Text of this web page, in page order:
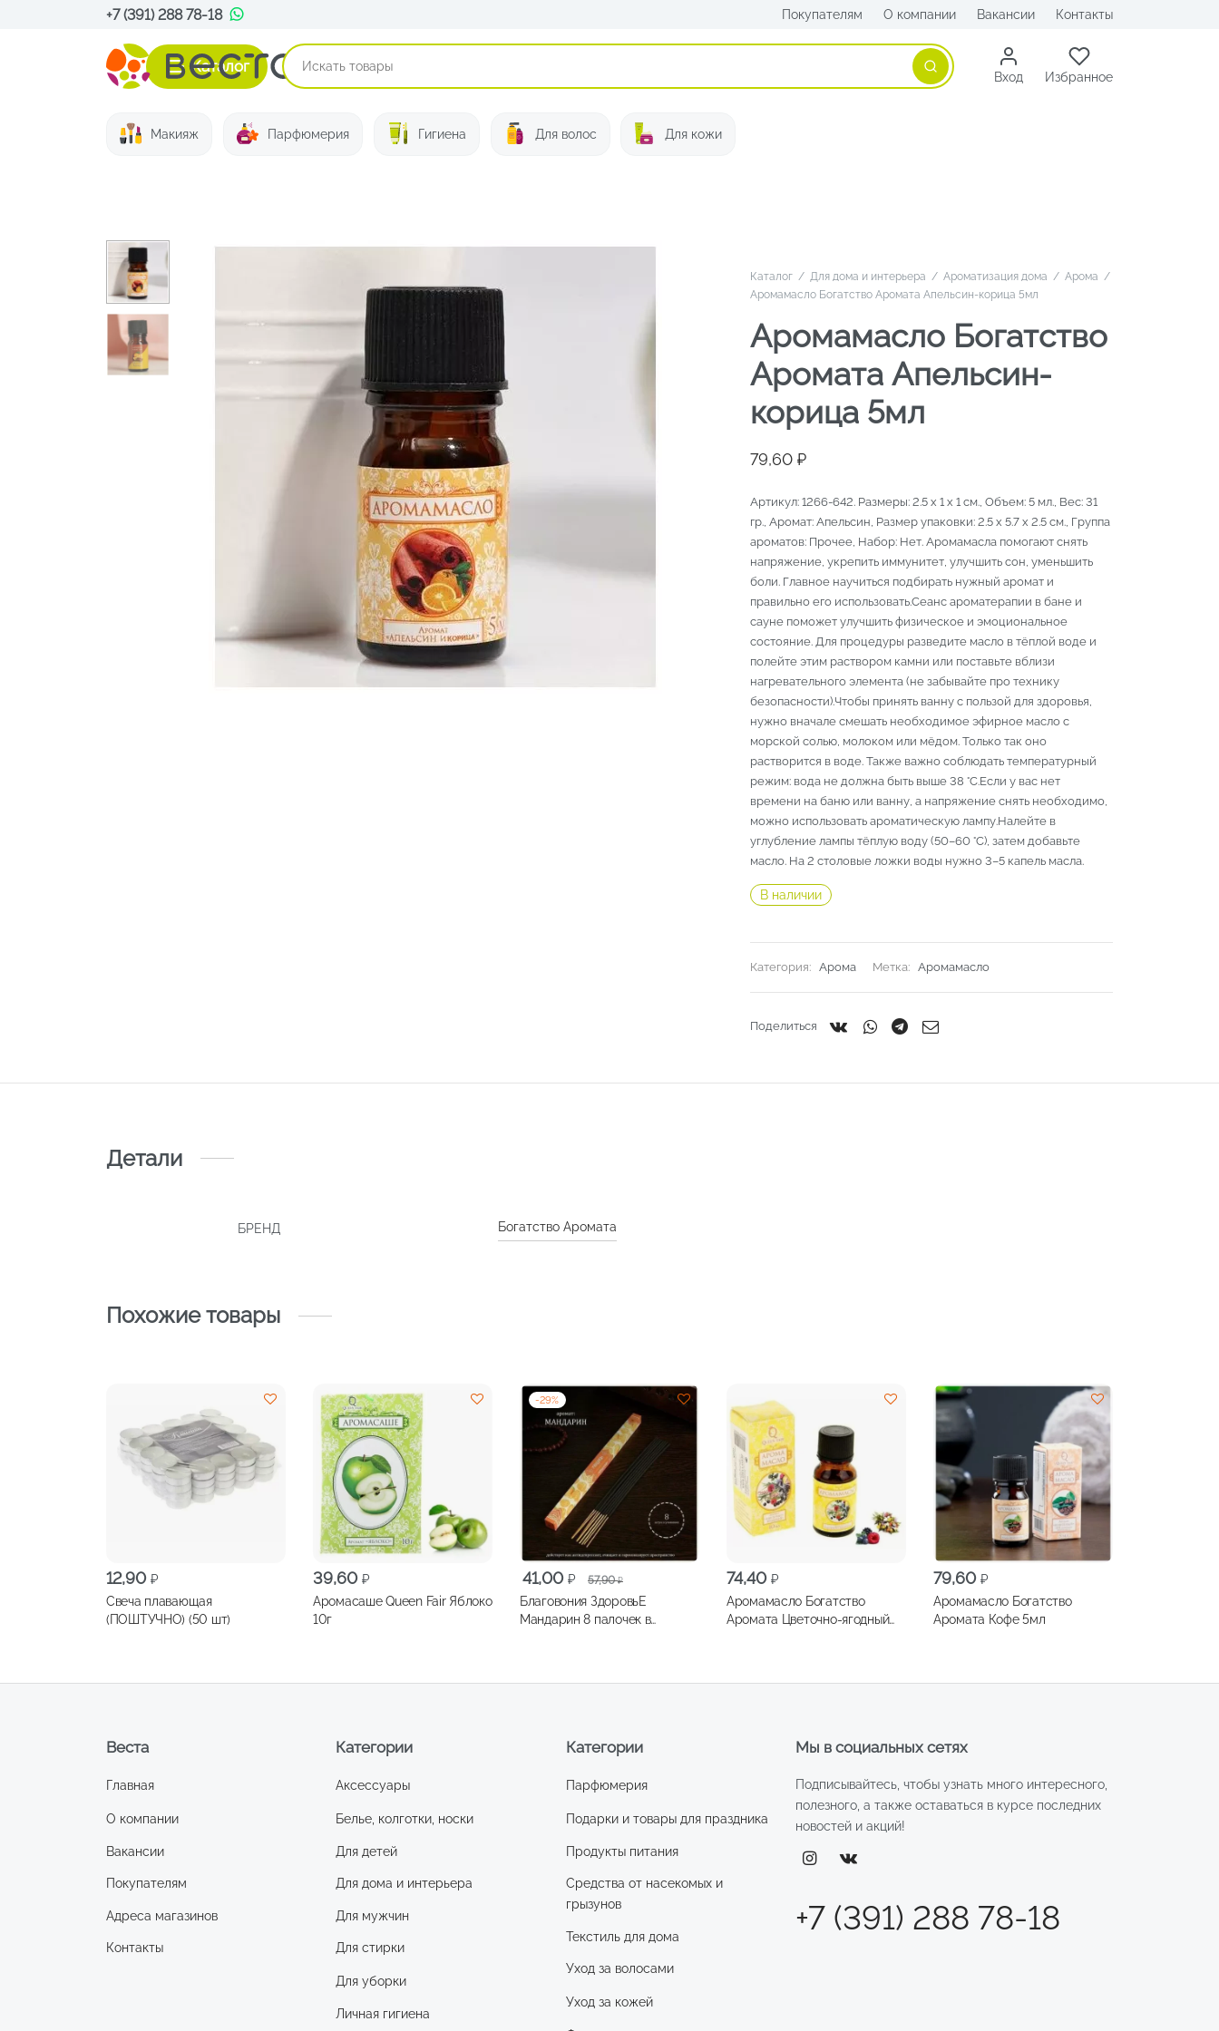
+7 (391) 288 78-18 Покупателям О компании Вакансии Контакты
Каталог
Поиск
Вход Избранное
Макияж Парфюмерия Гигиена Для волос Для кожи
Каталог / Для дома и интерьера / Ароматизация дома / Арома /
Аромамасло Богатство Аромата Апельсин-корица 5мл
Аромамасло Богатство
Аромата Апельсин-
корица 5мл
79,60 ₽
Артикул: 1266-642. Размеры: 2.5 x 1 x 1 см., Объем: 5 мл., Вес: 31
гр., Аромат: Апельсин, Размер упаковки: 2.5 x 5.7 x 2.5 см., Группа
ароматов: Прочее, Набор: Нет. Аромамасла помогают снять
напряжение, укрепить иммунитет, улучшить сон, уменьшить
боли. Главное научиться подбирать нужный аромат и
правильно его использовать.Сеанс ароматерапии в бане и
сауне поможет улучшить физическое и эмоциональное
состояние. Для процедуры разведите масло в тёплой воде и
полейте этим раствором камни или поставьте вблизи
нагревательного элемента (не забывайте про технику
безопасности).Чтобы принять ванну с пользой для здоровья,
нужно вначале смешать необходимое эфирное масло с
морской солью, молоком или мёдом. Только так оно
растворится в воде. Также важно соблюдать температурный
режим: вода не должна быть выше 38 °C.Если у вас нет
времени на баню или ванну, а напряжение снять необходимо,
можно использовать ароматическую лампу.Налейте в
углубление лампы тёплую воду (50–60 °C), затем добавьте
масло. На 2 столовые ложки воды нужно 3–5 капель масла.
В наличии
Категория: Арома Метка: Аромамасло
Поделиться
Детали
БРЕНД Богатство Аромата
Похожие товары
12,90 ₽
Свеча плавающая
(ПОШТУЧНО) (50 шт)
39,60 ₽
Аромасаше Queen Fair Яблоко
10г
-29%
57,90₽
Первоначальная
цена
составляла
41,00 ₽
Текущая
цена:
41,00 ₽.
Благовония ЗдоровьЕ
Мандарин 8 палочек в
74,40 ₽
Аромамасло Богатство
Аромата Цветочно-ягодный
79,60 ₽
Аромамасло Богатство
Аромата Кофе 5мл
Мы в социальных сетях
Подписывайтесь, чтобы узнать много интересного,
полезного, а также оставаться в курсе последних
новостей и акций!
+7 (391) 288 78-18
Категории
Аксессуары
Белье, колготки, носки
Для детей
Для дома и интерьера
Для мужчин
Для стирки
Для уборки
Личная гигиена
Категории
Парфюмерия
Подарки и товары для праздника
Продукты питания
Средства от насекомых и
грызунов
Текстиль для дома
Уход за волосами
Уход за кожей
Веста
Главная
О компании
Вакансии
Покупателям
Адреса магазинов
Контакты